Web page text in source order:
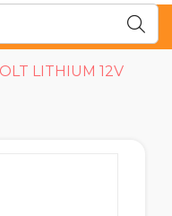
LITHIUM 12V